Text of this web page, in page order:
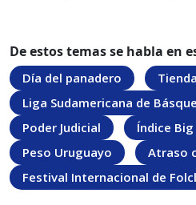
De estos temas se habla en
Día del panadero
Liga Sudamericana de
Poder Judicial
Índice Big
Peso Uruguayo
Atraso
Festival Internacional de